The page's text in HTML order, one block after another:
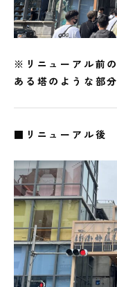
※リニューアル前
ある塔のような部
■リニューアル後